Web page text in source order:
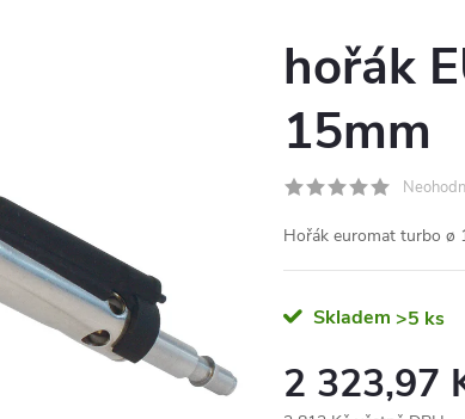
hořák
15mm
Hořák euromat turbo ø
Skladem >5 ks
2 323,97